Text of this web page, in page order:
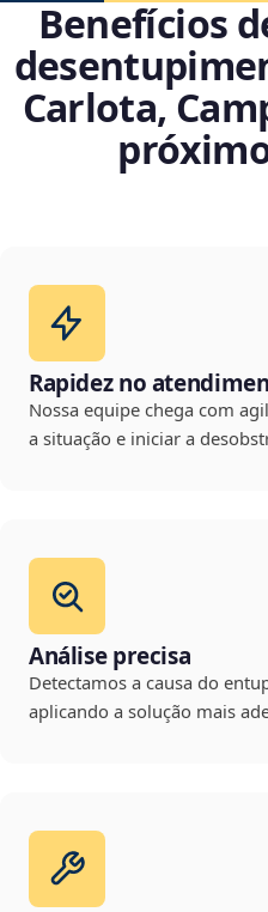
Benefícios
Carlota,
Rapidez no
Nossa equipe chega com
a situação e iniciar a
Análise precisa
Detectamos a causa do
aplicando a solução mais